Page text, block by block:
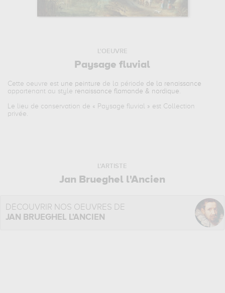
L'OEUVRE
Paysage fluvial
Cette oeuvre est une peinture de la période de la renaissance
appartenant au style renaissance flamande & nordique.
Le lieu de conservation de « Paysage fluvial » est Collection
privée.
L'ARTISTE
Jan Brueghel l'Ancien
DÉCOUVRIR NOS OEUVRES DE
JAN BRUEGHEL L'ANCIEN